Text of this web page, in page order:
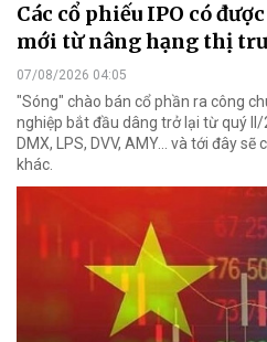
Các cổ phiếu IPO có
mới từ nâng hạng thị
07/08/2026 04:05
"Sóng" chào bán cổ phần ra công
nghiệp bắt đầu dâng trở lại từ quý
DMX, LPS, DVV, AMY... và tới đây
khác.